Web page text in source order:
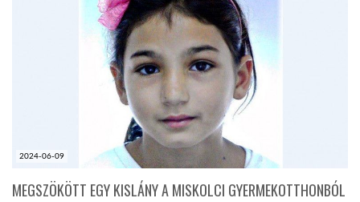
2024-06-09
MEGSZÖKÖTT EGY KISLÁNY A MISKOLCI GYERMEKOTTHONBÓL